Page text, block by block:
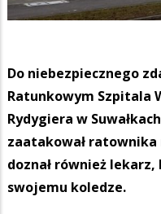
Do niebezpiecznego
Ratunkowym Szpitala
Rydygiera w
zaatakował ratownika
doznał również lekarz,
swojemu koledze.